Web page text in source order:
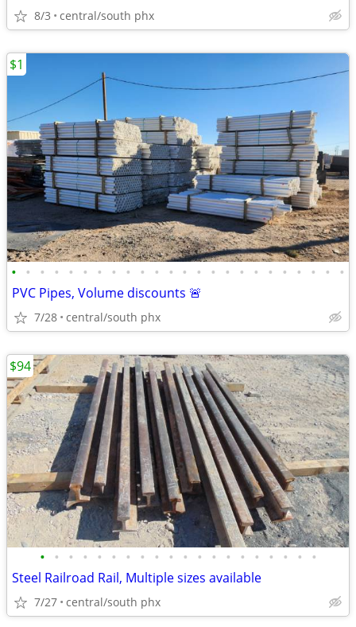
8/3 central/south phx
• • • • • • • • • • • • • • • • • • • • • • • •
PVC Pipes, Volume discounts 🚨
7/28 central/south phx
$1
• • • • • • • • • • • • • • • • • • • •
Steel Railroad Rail, Multiple sizes available
7/27 central/south phx
$94